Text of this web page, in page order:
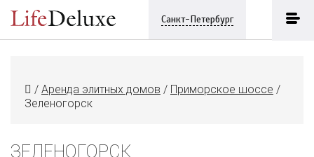
Санкт-Петербург
/ Аренда элитных домов / Приморское шоссе /
Зеленогорск
ЗЕЛЕНОГОРСК